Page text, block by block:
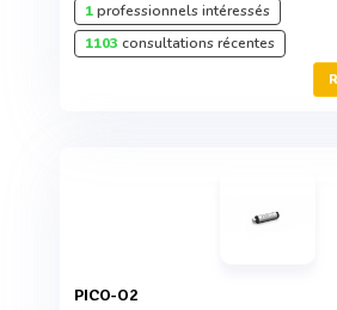
1professionnels intéressés
1103 consultations récentes
PICO-O2